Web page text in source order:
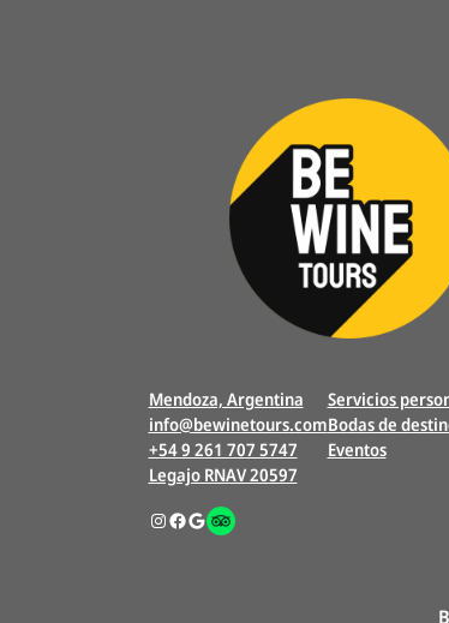
Mendoza, Argentina
info@bewinetours.com
+54 9 261 707 5747
Legajo RNAV 20597
Instagram
Facebook
Google
Enlace
Servicios
Bodas de
Eventos